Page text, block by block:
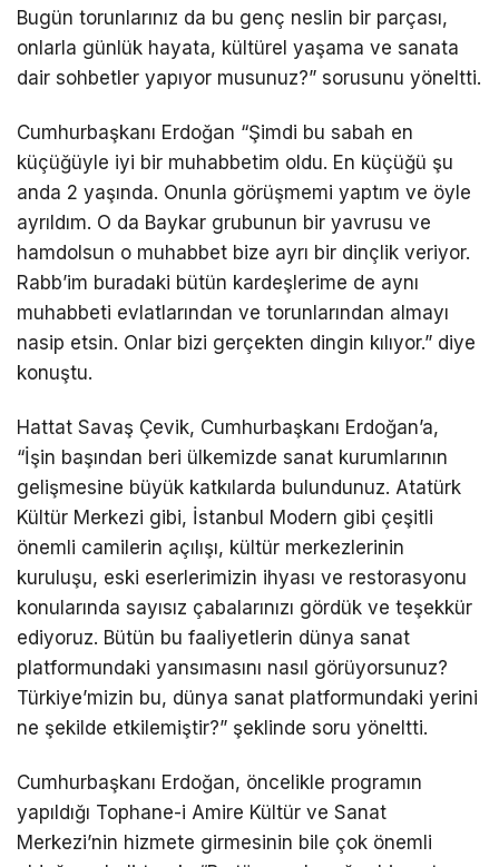
Bugün torunlarınız da bu genç neslin bir parçası,
onlarla günlük hayata, kültürel yaşama ve sanata
dair sohbetler yapıyor musunuz?” sorusunu yöneltti.
Cumhurbaşkanı Erdoğan “Şimdi bu sabah en
küçüğüyle iyi bir muhabbetim oldu. En küçüğü şu
anda 2 yaşında. Onunla görüşmemi yaptım ve öyle
ayrıldım. O da Baykar grubunun bir yavrusu ve
hamdolsun o muhabbet bize ayrı bir dinçlik veriyor.
Rabb’im buradaki bütün kardeşlerime de aynı
muhabbeti evlatlarından ve torunlarından almayı
nasip etsin. Onlar bizi gerçekten dingin kılıyor.” diye
konuştu.
Hattat Savaş Çevik, Cumhurbaşkanı Erdoğan’a,
“İşin başından beri ülkemizde sanat kurumlarının
gelişmesine büyük katkılarda bulundunuz. Atatürk
Kültür Merkezi gibi, İstanbul Modern gibi çeşitli
önemli camilerin açılışı, kültür merkezlerinin
kuruluşu, eski eserlerimizin ihyası ve restorasyonu
konularında sayısız çabalarınızı gördük ve teşekkür
ediyoruz. Bütün bu faaliyetlerin dünya sanat
platformundaki yansımasını nasıl görüyorsunuz?
Türkiye’mizin bu, dünya sanat platformundaki yerini
ne şekilde etkilemiştir?” şeklinde soru yöneltti.
Cumhurbaşkanı Erdoğan, öncelikle programın
yapıldığı Tophane-i Amire Kültür ve Sanat
Merkezi’nin hizmete girmesinin bile çok önemli